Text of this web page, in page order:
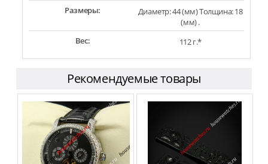
Размеры:
Диаметр: 44 (мм) Толщина: 18
(мм) .
Вес:
112 г.*
Рекомендуемые товары